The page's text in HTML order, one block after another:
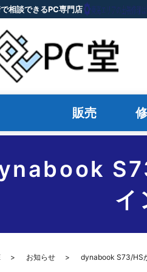
相談できるPC専門店
販売
イ
お知らせ dynabook S73/HS